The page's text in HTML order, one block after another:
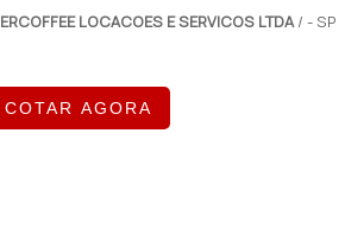
LOCACOES E SERVICOS LTDA/ - SP
COTAR AGORA